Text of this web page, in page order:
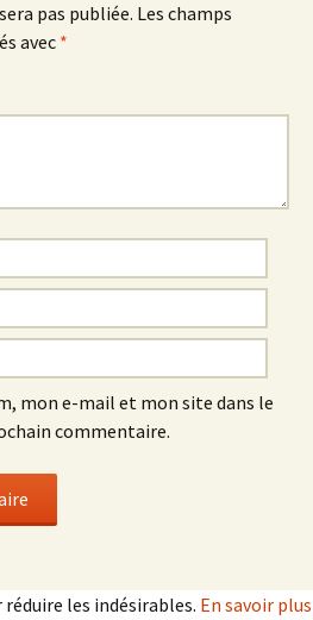
pas publiée. Les champs
avec *
mon e-mail et mon site dans le
commentaire.
les indésirables. En savoir plus